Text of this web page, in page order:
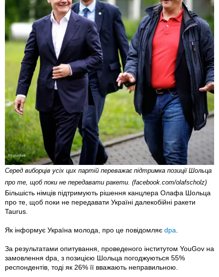
Cеред виборців усіх цих партій переважає підтримка позиції Шольца
про те, щоб поки не передавати ракети. (facebook.com/olafscholz)
Більшість німців підтримують рішення канцлера Олафа Шольца
про те, щоб поки не передавати Україні далекобійні ракети
Taurus.
Як інформує Україна молода, про це повідомляє dpa.
За результатами опитування, проведеного інститутом YouGov на
замовлення dpa, з позицією Шольца погоджуються 55%
респондентів, тоді як 26% її вважають неправильною.